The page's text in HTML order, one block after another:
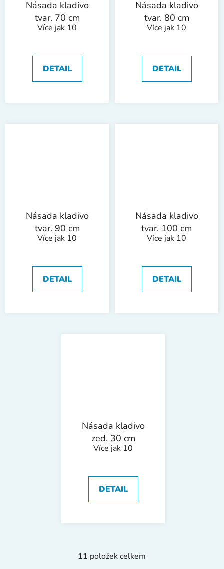
Násada kladivo
tvar. 70 cm
Více jak 10
DETAIL
Násada kladivo
tvar. 80 cm
Více jak 10
DETAIL
Násada kladivo
tvar. 90 cm
Více jak 10
DETAIL
Násada kladivo
tvar. 100 cm
Více jak 10
DETAIL
Násada kladivo
zed. 30 cm
Více jak 10
DETAIL
O
11 položek celkem